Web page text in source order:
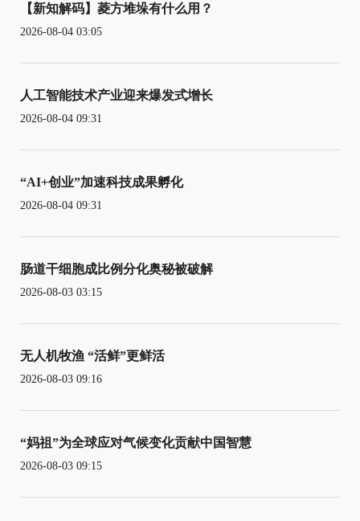
【新知解码】菱方堆垛有什么用？
2026-08-04 03:05
人工智能技术产业迎来爆发式增长
2026-08-04 09:31
“AI+创业”加速科技成果孵化
2026-08-04 09:31
肠道干细胞成比例分化奥秘被破解
2026-08-03 03:15
无人机牧渔 “活鲜”更鲜活
2026-08-03 09:16
“妈祖”为全球应对气候变化贡献中国智慧
2026-08-03 09:15